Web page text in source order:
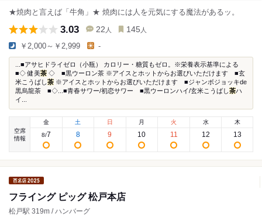
★焼肉と言えば「牛角」★ 焼肉には人を元気にする魔法があるッ。
3.03 22 人 145 人
￥2,000～￥2,999 -
...■アサヒドライゼロ（小瓶） カロリー・糖質もゼロ。※栄養表示基準による
■◇ 健美茶 ◇ ■黒ウーロン茶 ※アイスとホットからお選びいただけます ■玄
米こうばし茶 ※アイスとホットからお選びいただけます ■ジャンボジョッキde
黒烏龍茶 ■◇...■青春サワー/初恋サワー ■黒ウーロンハイ/玄米こうばし茶ハ
イ...
空席
情報
金
8/7
土
8
日
9
月
10
火
11
水
12
木
13
フライング ピッグ 松戸本店
松戸駅 319m / ハンバーグ